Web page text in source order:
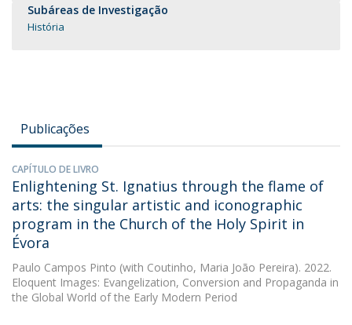
Subáreas de Investigação
História
Publicações
CAPÍTULO DE LIVRO
Enlightening St. Ignatius through the flame of
arts: the singular artistic and iconographic
program in the Church of the Holy Spirit in
Évora
Paulo Campos Pinto (with Coutinho, Maria João Pereira). 2022.
Eloquent Images: Evangelization, Conversion and Propaganda in
the Global World of the Early Modern Period